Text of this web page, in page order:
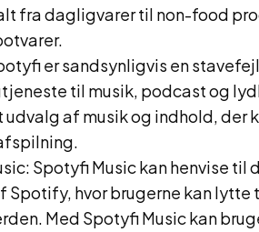
fra dagligvarer til non-food
er sandsynligvis en
til musik, podcast og
af musik og indhold, der
Spotyfi Music kan henvise
Spotify, hvor brugerne kan
Med Spotyfi Music kan